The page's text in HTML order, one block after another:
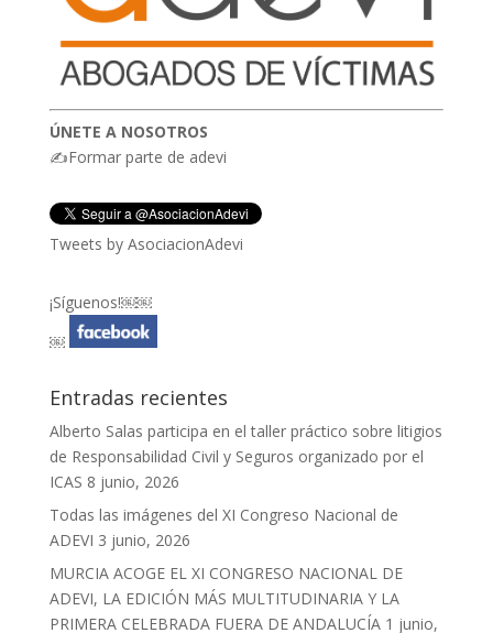
ÚNETE A NOSOTROS
✍Formar parte de adevi
Tweets by AsociacionAdevi
¡Síguenos!￼￼
￼
Entradas recientes
Alberto Salas participa en el taller práctico sobre litigios
de Responsabilidad Civil y Seguros organizado por el
ICAS 8 junio, 2026
Todas las imágenes del XI Congreso Nacional de
ADEVI 3 junio, 2026
MURCIA ACOGE EL XI CONGRESO NACIONAL DE
ADEVI, LA EDICIÓN MÁS MULTITUDINARIA Y LA
PRIMERA CELEBRADA FUERA DE ANDALUCÍA 1 junio,